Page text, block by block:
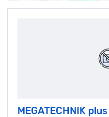
MEGATECHNIK plus